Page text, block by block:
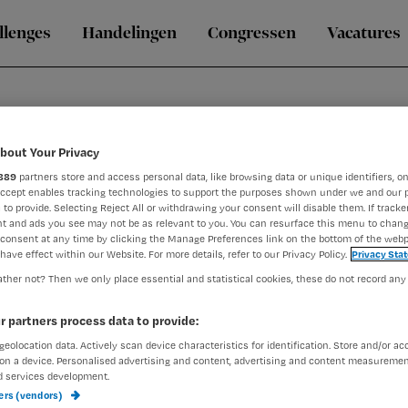
Handelingen Congressen Vacatures
achtergrond in Gezondheidswetenschappen Beleid en
van complexe vraagstukken, is haar doel om een
in de zorg. Haar passie voor het vak
in hun kracht te zetten. Onder andere door haar
Your Privacy
partners store and access personal data, like browsing data or unique identifiers,
enables tracking technologies to support the purposes shown under we and our
to provide. Selecting Reject All or withdrawing your consent will disable them. If
and ads you see may not be as relevant to you. You can resurface this menu to
at any time by clicking the Manage Preferences link on the bottom of the
effect within our Website. For more details, refer to our Privacy Policy. Privacy
not? Then we only place essential and statistical cookies, these do not record
partners process data to provide:
data. Actively scan device characteristics for identification. Store and/or
a device. Personalised advertising and content, advertising and content
services development.
(vendors)